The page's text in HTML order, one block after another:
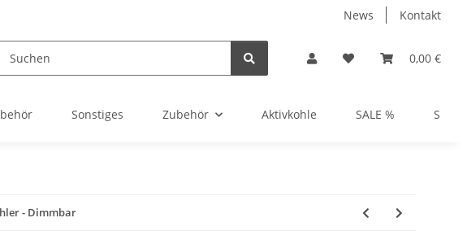
News Kontakt
0,00 €
Sonstiges Zubehör Aktivkohle SALE %
- Dimmbar